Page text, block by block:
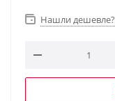
Нашли дешевле?